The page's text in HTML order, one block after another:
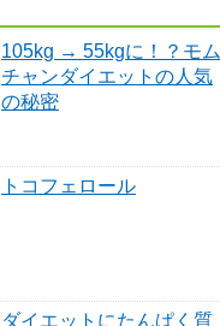
105kg → 55kgに！？モム
チャンダイエットの人気
の秘密
トコフェロール
ダイエットにたんぱく質